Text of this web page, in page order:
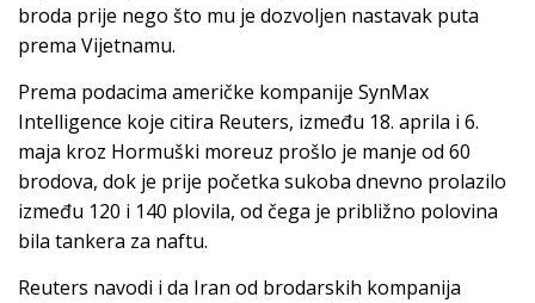
broda prije nego što mu je dozvoljen nastavak puta
prema Vijetnamu.
Prema podacima američke kompanije SynMax
Intelligence koje citira Reuters, između 18. aprila i 6.
maja kroz Hormuški moreuz prošlo je manje od 60
brodova, dok je prije početka sukoba dnevno prolazilo
između 120 i 140 plovila, od čega je približno polovina
bila tankera za naftu.
Reuters navodi i da Iran od brodarskih kompanija